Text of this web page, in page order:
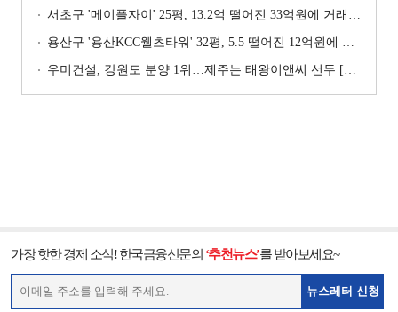
서초구 '메이플자이' 25평, 13.2억 떨어진 33억원에 거래 [일일 하락가]
용산구 '용산KCC웰츠타워' 32평, 5.5 떨어진 12억원에 거래 [일일 하락가]
우미건설, 강원도 분양 1위…제주는 태왕이앤씨 선두 [이 지역 분양왕-강원·제주]
가장 핫한 경제 소식! 한국금융신문의 ‘추천뉴스’를 받아보세요~
뉴스레터 신청